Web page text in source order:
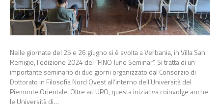
Nelle giornate del 25 e 26 giugno si è svolta a Verbania, in Villa San
Remigio, l’edizione 2024 del “FINO June Seminar”. Si tratta di un
importante seminario di due giorni organizzato dal Consorzio di
Dottorato in Filosofia Nord Ovest all’interno dell’Università del
Piemonte Orientale. Oltre ad UPO, questa iniziativa coinvolge anche
le Università di…